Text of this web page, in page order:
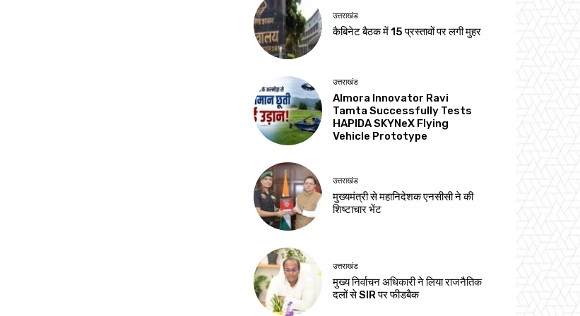
उत्तराखंड
कैबिनेट बैठक में 15 प्रस्तावों पर लगी मुहर
उत्तराखंड
Almora Innovator Ravi
Tamta Successfully Tests
HAPIDA SKYNeX Flying
Vehicle Prototype
उत्तराखंड
मुख्यमंत्री से महानिदेशक एनसीसी ने की
शिष्टाचार भेंट
उत्तराखंड
मुख्य निर्वाचन अधिकारी ने लिया राजनैतिक
दलों से SIR पर फीडबैक